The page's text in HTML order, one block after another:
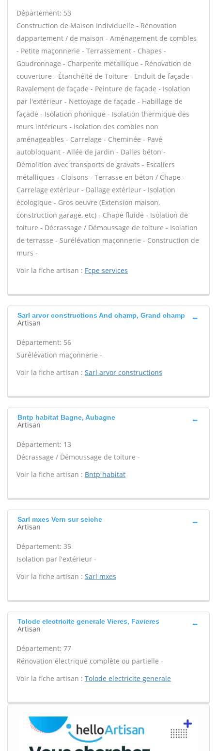
Département: 53
Construction de Maison Individuelle - Rénovation
dappartement / de maison - Aménagement de combles
- Petite maçonnerie - Terrassement - Chapes -
Goudronnage - Charpente métallique - Rénovation de
couverture - Étanchéité de Toiture - Enduit de façade -
Ravalement de façade - Peinture de façade - Isolation
par l'extérieur - Nettoyage de façade - Habillage de
façade - Isolation phonique - Isolation thermique des
murs intérieurs - Isolation des combles non
aménageables - Carrelage - Cheminée - Pavé
autobloquant - Allée de jardin - Dalles béton -
Démolition avec transports de gravats - Escaliers
métalliques - Cloisons - Terrasse en béton / Chape -
Carrelage extérieur - Dallage extérieur - Isolation
écologique - Gros oeuvre (Extension maison,
construction garage, etc) - Chape fluide - Isolation de
toiture - Décrassage / Démoussage de toiture - Isolation
de terrasse - Surélévation maçonnerie - Construction de
murs -
Voir la fiche artisan : Fcpe services
Sarl arvor constructions And champ, Grand champ
Artisan
Département: 56
Surélévation maçonnerie -
Voir la fiche artisan : Sarl arvor constructions
Bntp habitat Bagne, Aubagne
Artisan
Département: 13
Décrassage / Démoussage de toiture -
Voir la fiche artisan : Bntp habitat
Sarl mxes Vern sur seiche
Artisan
Département: 35
Isolation par l'extérieur -
Voir la fiche artisan : Sarl mxes
Tolode electricite generale Vieres, Favieres
Artisan
Département: 77
Rénovation électrique complète ou partielle -
Voir la fiche artisan : Tolode electricite generale